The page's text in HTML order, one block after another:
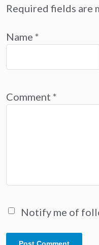
Required fields are
Name *
Comment *
Notify me of